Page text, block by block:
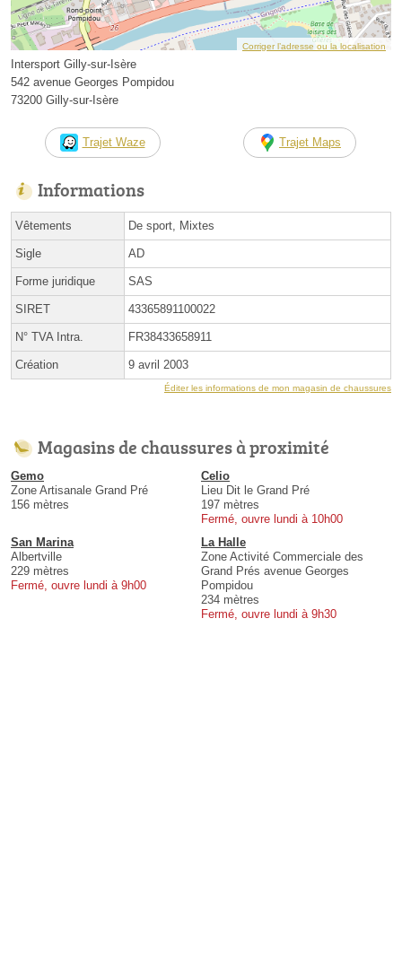
Corriger l’adresse ou la localisation
Intersport Gilly-sur-Isère
542 avenue Georges Pompidou
73200 Gilly-sur-Isère
Trajet Waze Trajet Maps
Informations
Vêtements De sport, Mixtes
Sigle AD
Forme juridique SAS
SIRET 43365891100022
N° TVA Intra. FR38433658911
Création 9 avril 2003
Éditer les informations de mon magasin de chaussures
Magasins de chaussures à proximité
Gemo
Zone Artisanale Grand Pré
156 mètres
Celio
Lieu Dit le Grand Pré
197 mètres
Fermé, ouvre lundi à 10h00
San Marina
Albertville
229 mètres
Fermé, ouvre lundi à 9h00
La Halle
Zone Activité Commerciale des
Grand Prés avenue Georges
Pompidou
234 mètres
Fermé, ouvre lundi à 9h30